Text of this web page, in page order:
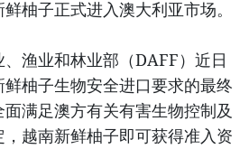
柚子正式进入澳大利亚市场。
渔业和林业部（DAFF）近日
柚子生物安全进口要求的最终
满足澳方有关有害生物控制及
越南新鲜柚子即可获得准入资